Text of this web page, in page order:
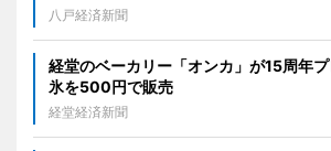
八戸経済新聞
経堂のベーカリー「オンカ」が15周年
氷を500円で販売
経堂経済新聞